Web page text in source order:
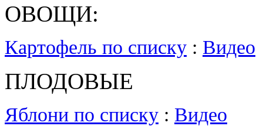
ОВОЩИ:
Картофель по списку : Видео
ПЛОДОВЫЕ
Яблони по списку : Видео